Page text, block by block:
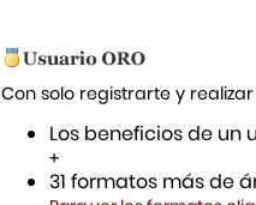
Con solo registrarte y
Los beneficios de un
+
31 formatos más de